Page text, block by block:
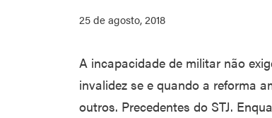
25 de agosto, 2018
A incapacidade de militar não
invalidez se e quando a reforma
outros. Precedentes do STJ.